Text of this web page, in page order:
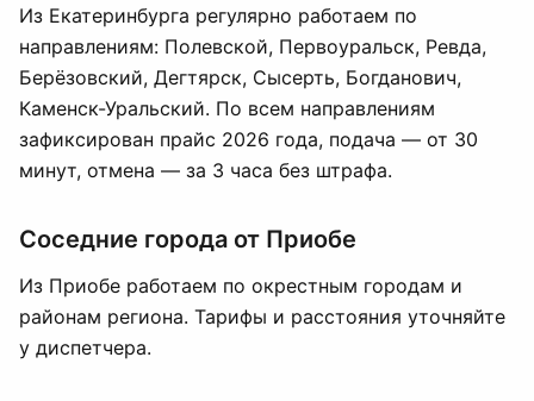
Из Екатеринбурга регулярно работаем по
направлениям: Полевской, Первоуральск, Ревда,
Берёзовский, Дегтярск, Сысерть, Богданович,
Каменск-Уральский. По всем направлениям
зафиксирован прайс 2026 года, подача — от 30
минут, отмена — за 3 часа без штрафа.
Соседние города от Приобе
Из Приобе работаем по окрестным городам и
районам региона. Тарифы и расстояния уточняйте
у диспетчера.